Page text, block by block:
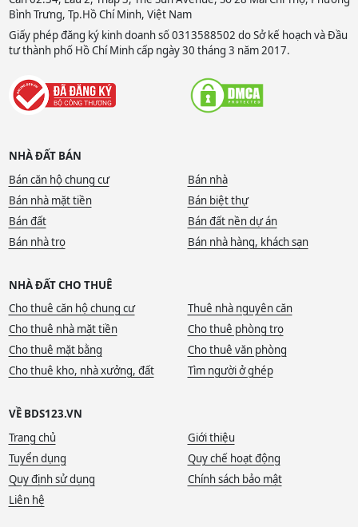
Bình Trưng, Tp.Hồ Chí Minh, Việt Nam
Giấy phép đăng ký kinh doanh số 0313588502 do Sở kế hoạch và Đầu
tư thành phố Hồ Chí Minh cấp ngày 30 tháng 3 năm 2017.
NHÀ ĐẤT BÁN
Bán căn hộ chung cư
Bán nhà
Bán nhà mặt tiền
Bán biệt thự
Bán đất
Bán đất nền dự án
Bán nhà trọ
Bán nhà hàng, khách sạn
NHÀ ĐẤT CHO THUÊ
Cho thuê căn hộ chung cư
Thuê nhà nguyên căn
Cho thuê nhà mặt tiền
Cho thuê phòng trọ
Cho thuê mặt bằng
Cho thuê văn phòng
Cho thuê kho, nhà xưởng, đất
Tìm người ở ghép
VỀ BDS123.VN
Trang chủ
Giới thiệu
Tuyển dụng
Quy chế hoạt động
Quy định sử dụng
Chính sách bảo mật
Liên hệ